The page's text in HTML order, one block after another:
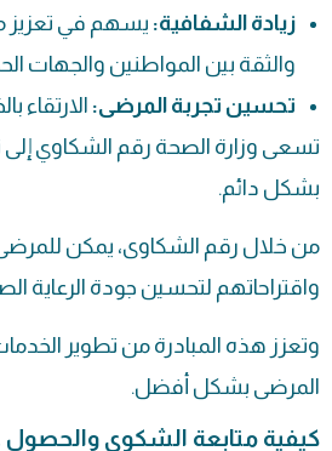
زيادة الشفافية: يسهم في تعزيز
والثقة بين المواطنين والجهات
تحسين تجربة المرضى: الارتقاء
تسعى وزارة الصحة رقم الشكاوي
بشكل دائم.
من خلال رقم الشكاوى، يمكن
واقتراحاتهم لتحسين جودة الرعاية
وتعزز هذه المبادرة من تطوير
المرضى بشكل أفضل.
كيفية متابعة الشكوى والحصول